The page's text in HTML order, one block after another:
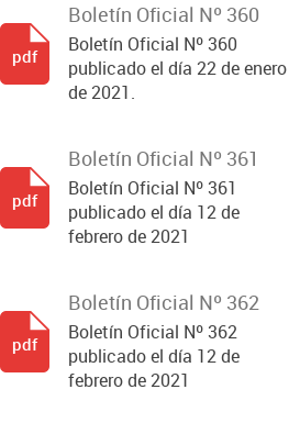
Boletín Oficial Nº 360
Boletín Oficial Nº 360
publicado el día 22 de enero
de 2021.
pdf
Boletín Oficial Nº 361
Boletín Oficial Nº 361
publicado el día 12 de
febrero de 2021
pdf
Boletín Oficial Nº 362
Boletín Oficial Nº 362
publicado el día 12 de
febrero de 2021
pdf